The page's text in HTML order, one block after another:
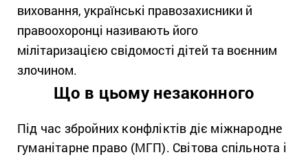
виховання, українські правозахисники й
правоохоронці називають його
мілітаризацією свідомості дітей та воєнним
злочином.
Що в цьому незаконного
Під час збройних конфліктів діє міжнародне
гуманітарне право (МГП). Світова спільнота і